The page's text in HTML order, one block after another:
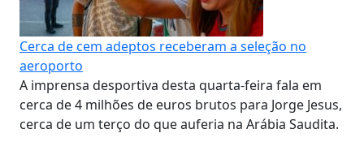
Cerca de cem adeptos receberam a seleção no
aeroporto
A imprensa desportiva desta quarta-feira fala em
cerca de 4 milhões de euros brutos para Jorge Jesus,
cerca de um terço do que auferia na Arábia Saudita.